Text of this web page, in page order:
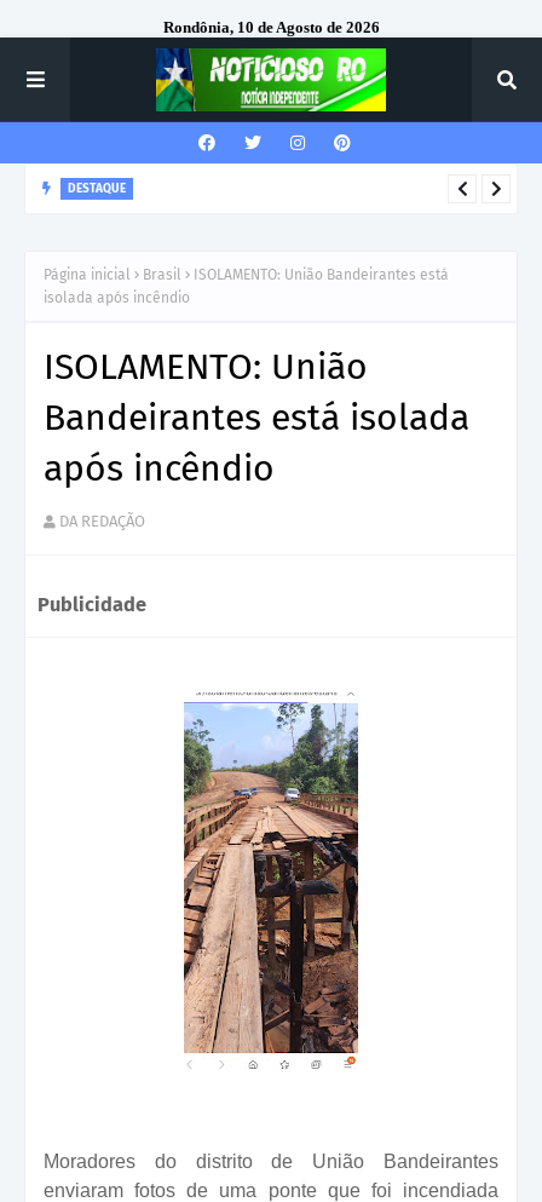
Rondônia, 10 de Agosto de 2026
DESTAQUE
Página inicial Brasil
ISOLAMENTO: União Bandeirantes está
isolada após incêndio
ISOLAMENTO: União
Bandeirantes está isolada
após incêndio
DA REDAÇÃO
Publicidade
Moradores do distrito de União Bandeirantes
enviaram fotos de uma ponte que foi incendiada